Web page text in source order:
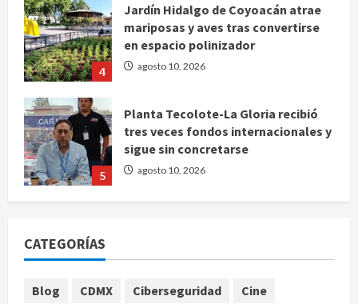
4
Jardín Hidalgo de Coyoacán atrae
mariposas y aves tras convertirse
en espacio polinizador
agosto 10, 2026
5
Planta Tecolote-La Gloria recibió
tres veces fondos internacionales y
sigue sin concretarse
agosto 10, 2026
CATEGORÍAS
Blog CDMX Ciberseguridad
Cine